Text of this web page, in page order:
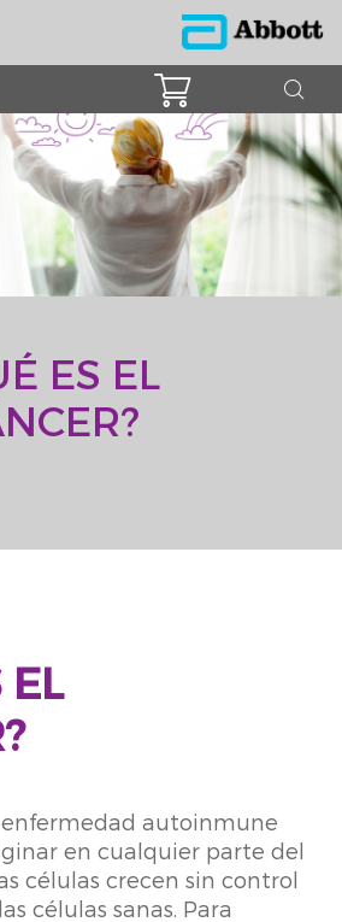
ES EL
EL
enfermedad autoinmune
en cualquier parte del
células crecen sin control
células sanas. Para